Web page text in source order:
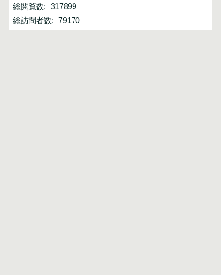
総閲覧数:
317899
総訪問者数:
79170